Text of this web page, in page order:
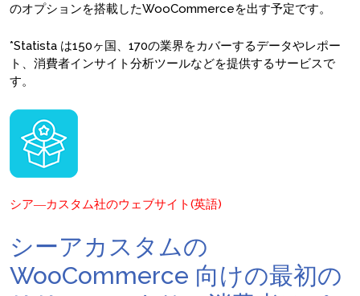
のオプションを搭載したWooCommerceを出す予定です。
*Statista は150ヶ国、170の業界をカバーするデータやレポー
ト、消費者インサイト分析ツールなどを提供するサービスで
す。
シア―カスタム社のウェブサイト(英語)
シーアカスタムの
WooCommerce 向けの最初の